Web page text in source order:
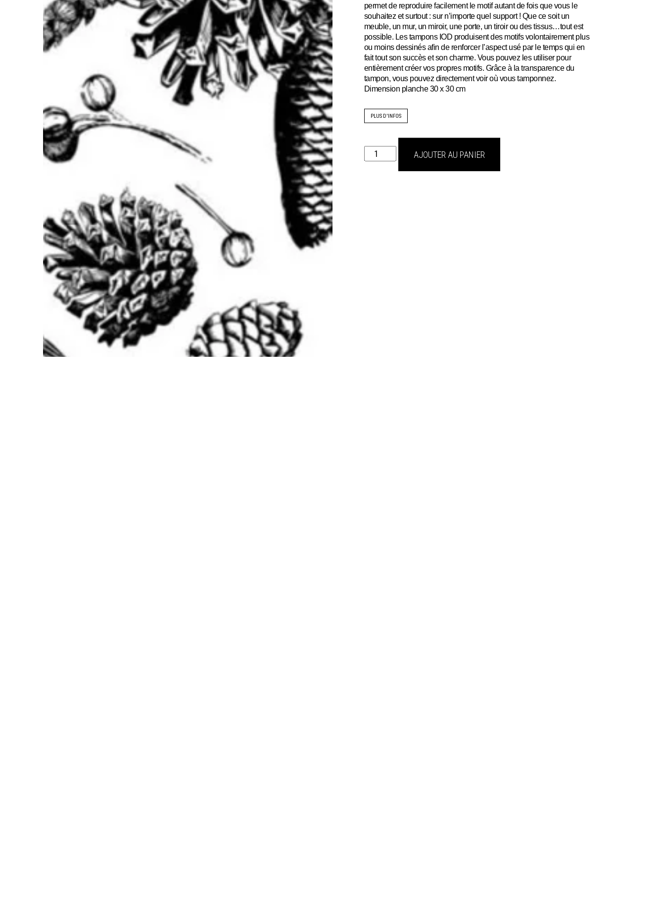
permet de reproduire facilement le motif autant de fois que vous le
souhaitez et surtout : sur n’importe quel support ! Que ce soit un
meuble, un mur, un miroir, une porte, un tiroir ou des tissus…tout est
possible. Les tampons IOD produisent des motifs volontairement plus
ou moins dessinés afin de renforcer l’aspect usé par le temps qui en
fait tout son succès et son charme. Vous pouvez les utiliser pour
entièrement créer vos propres motifs. Grâce à la transparence du
tampon, vous pouvez directement voir où vous tamponnez.
Dimension planche 30 x 30 cm
PLUS D'INFOS
quantité
de
AJOUTER AU PANIER